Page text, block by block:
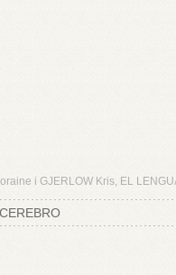
i GJERLOW Kris, EL